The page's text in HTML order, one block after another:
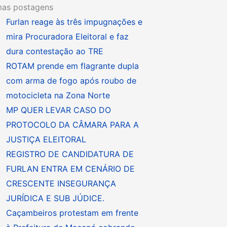
postagens
Furlan reage às três impugnações e
mira Procuradora Eleitoral e faz
dura contestação ao TRE
ROTAM prende em flagrante dupla
com arma de fogo após roubo de
motocicleta na Zona Norte
MP QUER LEVAR CASO DO
PROTOCOLO DA CÂMARA PARA A
JUSTIÇA ELEITORAL
REGISTRO DE CANDIDATURA DE
FURLAN ENTRA EM CENÁRIO DE
CRESCENTE INSEGURANÇA
JURÍDICA E SUB JÚDICE.
Caçambeiros protestam em frente